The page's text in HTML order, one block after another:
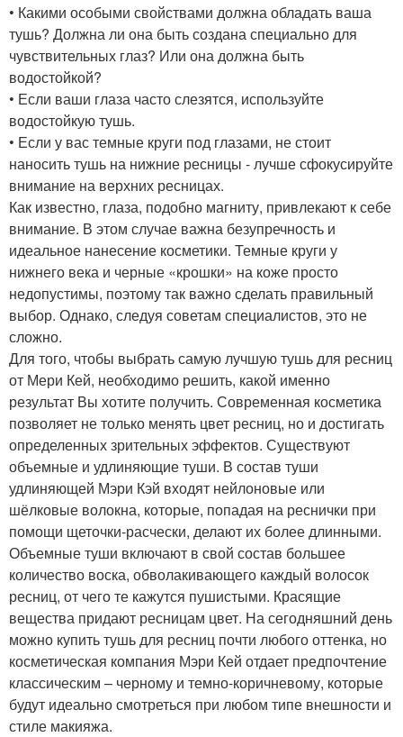
• Какими особыми свойствами должна обладать ваша
тушь? Должна ли она быть создана специально для
чувствительных глаз? Или она должна быть
водостойкой?
• Если ваши глаза часто слезятся, используйте
водостойкую тушь.
• Если у вас темные круги под глазами, не стоит
наносить тушь на нижние ресницы - лучше сфокусируйте
внимание на верхних ресницах.
Как известно, глаза, подобно магниту, привлекают к себе
внимание. В этом случае важна безупречность и
идеальное нанесение косметики. Темные круги у
нижнего века и черные «крошки» на коже просто
недопустимы, поэтому так важно сделать правильный
выбор. Однако, следуя советам специалистов, это не
сложно.
Для того, чтобы выбрать самую лучшую тушь для ресниц
от Мери Кей, необходимо решить, какой именно
результат Вы хотите получить. Современная косметика
позволяет не только менять цвет ресниц, но и достигать
определенных зрительных эффектов. Существуют
объемные и удлиняющие туши. В состав туши
удлиняющей Мэри Кэй входят нейлоновые или
шёлковые волокна, которые, попадая на реснички при
помощи щеточки-расчески, делают их более длинными.
Объемные туши включают в свой состав большее
количество воска, обволакивающего каждый волосок
ресниц, от чего те кажутся пушистыми. Красящие
вещества придают ресницам цвет. На сегодняшний день
можно купить тушь для ресниц почти любого оттенка, но
косметическая компания Мэри Кей отдает предпочтение
классическим – черному и темно-коричневому, которые
будут идеально смотреться при любом типе внешности и
стиле макияжа.